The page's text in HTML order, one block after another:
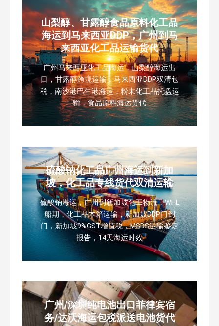
山梨醇、甘露醇食品原料化工品
海运到马来西亚DDP，广州到马
来西亚化工品运输货代
广州马来西亚化工品海运，山梨醇海运出
口，甘露醇跨境运输，马来西亚DDP双清包
税，南沙港巴生港海运，粉末化工品托盘运
输，食品原料海运货代
硫酸钠化工品广州海运到新加
坡，化工品专线货代双清运输
硫酸钠海运，广州到新加坡化工物流，WHL
船期，化工品木箱运输，新加坡DDP门到
门，新加坡9%GST增值税，MSDS运输鉴定
报告，14天海运时效
广州/深圳纯电池出口菲律宾宿
务/达沃海运包税派送电池货代